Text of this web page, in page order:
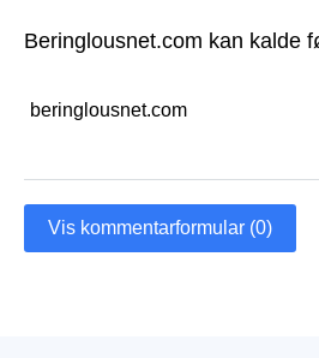
Beringlousnet.com kan kalde
beringlousnet.com
Vis kommentarformular (0)